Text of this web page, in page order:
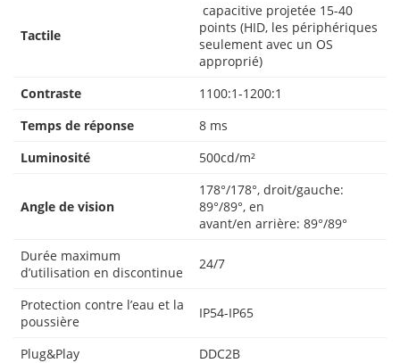
Tactile
capacitive projetée 15-40
points (HID, les périphériques
seulement avec un OS
approprié)
Contraste
1100:1-1200:1
Temps de réponse
8 ms
Luminosité
500cd/m²
Angle de vision
178°/178°, droit/gauche:
89°/89°, en
avant/en arrière: 89°/89°
Durée maximum
d’utilisation en discontinue
24/7
Protection contre l’eau et la
poussière
IP54-IP65
Plug&Play
DDC2B